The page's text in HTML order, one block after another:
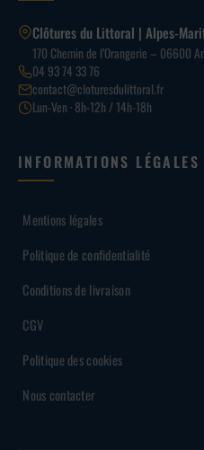
Clôtures du Littoral | Alpes-
170 Chemin de l’Orangerie – 06600
04 93 74 33 76
contact@cloturesdulittoral.fr
Lun-Ven · 8h-12h / 14h-18h
INFORMATIONS LÉGALES
Mentions légales
Politique de confidentialité
Conditions de livraison
CGV
Politique des cookies
Nous contacter